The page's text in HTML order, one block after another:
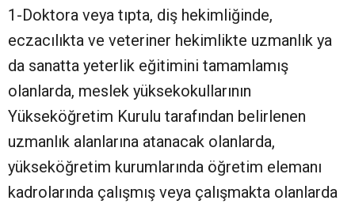
1-Doktora veya tıpta, diş hekimliğinde,
eczacılıkta ve veteriner hekimlikte uzmanlık ya
da sanatta yeterlik eğitimini tamamlamış
olanlarda, meslek yüksekokullarının
Yükseköğretim Kurulu tarafından belirlenen
uzmanlık alanlarına atanacak olanlarda,
yükseköğretim kurumlarında öğretim elemanı
kadrolarında çalışmış veya çalışmakta olanlarda